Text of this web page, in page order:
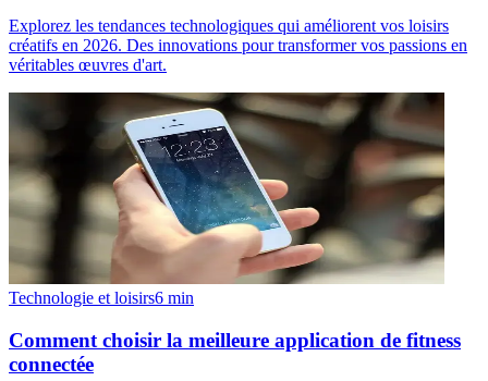
Explorez les tendances technologiques qui améliorent vos loisirs
créatifs en 2026. Des innovations pour transformer vos passions en
véritables œuvres d'art.
Technologie et loisirs6 min
Comment choisir la meilleure application de fitness
connectée